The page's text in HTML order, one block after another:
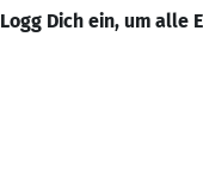
Logg Dich ein, um alle